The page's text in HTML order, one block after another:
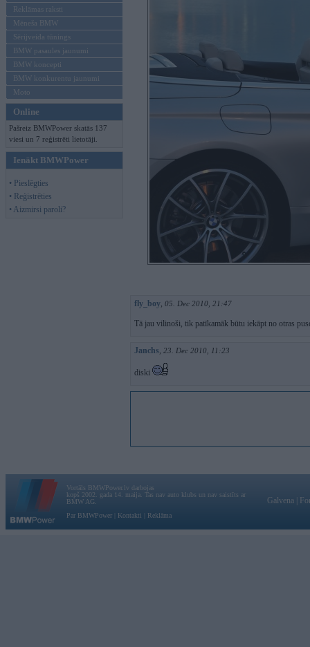
Reklāmas raksti
Mēneša BMW
Sērijveida tūnings
BMW pasaules jaunumi
BMW koncepti
BMW konkurentu jaunumi
Moto
Online
Pašreiz BMWPower skatās 137
viesi un 7 reģistrēti lietotāji.
Ienākt BMWPower
• Pieslēgties
• Reģistrēties
• Aizmirsi paroli?
fly_boy, 05. Dec 2010, 21:47
Tā jau vilinoši, tik patīkamāk būtu iekāpt no otras
Janchs, 23. Dec 2010, 11:23
diski
Vortāls BMWPower.lv darbojas
kopš 2002. gada 14. maija. Tas nav auto klubs un nav saistīts ar
BMW AG.
Par BMWPower
Kontakti Reklāma
Galvena